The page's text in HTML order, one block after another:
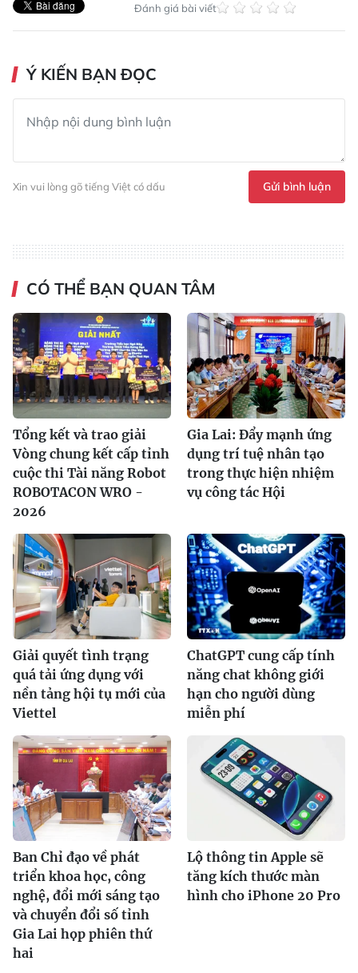
Đánh giá bài viết
Ý KIẾN BẠN ĐỌC
Xin vui lòng gõ tiếng Việt có dấu Gửi bình luận
CÓ THỂ BẠN QUAN TÂM
Tổng kết và trao giải
Vòng chung kết cấp tỉnh
cuộc thi Tài năng Robot
ROBOTACON WRO -
2026
Gia Lai: Đẩy mạnh ứng
dụng trí tuệ nhân tạo
trong thực hiện nhiệm
vụ công tác Hội
Giải quyết tình trạng
quá tải ứng dụng với
nền tảng hội tụ mới của
Viettel
ChatGPT cung cấp tính
năng chat không giới
hạn cho người dùng
miễn phí
Ban Chỉ đạo về phát
triển khoa học, công
nghệ, đổi mới sáng tạo
và chuyển đổi số tỉnh
Gia Lai họp phiên thứ
hai
Lộ thông tin Apple sẽ
tăng kích thước màn
hình cho iPhone 20 Pro